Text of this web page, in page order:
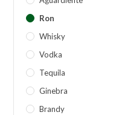
Ron
Whisky
Vodka
Tequila
Ginebra
Brandy